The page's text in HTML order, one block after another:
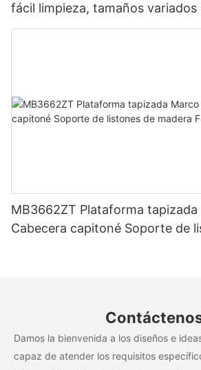
fácil limpieza, tamaños variados
de fábrica - Muebles JLH
MB3662ZT Plataforma
Cabecera capitoné Soporte de
Damos la bienvenida a los diseños e
capaz de atender los requisitos